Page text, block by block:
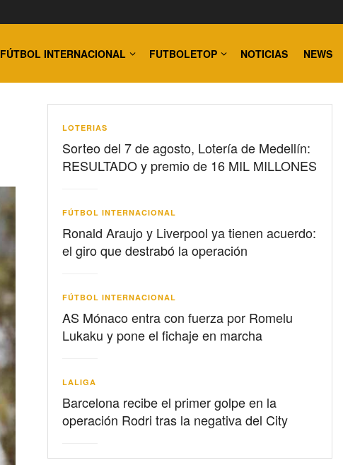
FÚTBOL INTERNACIONAL FUTBOLETOP NOTICIAS NEWS
LOTERIAS
Sorteo del 7 de agosto, Lotería de Medellín:
RESULTADO y premio de 16 MIL MILLONES
FÚTBOL INTERNACIONAL
Ronald Araujo y Liverpool ya tienen acuerdo:
el giro que destrabó la operación
FÚTBOL INTERNACIONAL
AS Mónaco entra con fuerza por Romelu
Lukaku y pone el fichaje en marcha
LALIGA
Barcelona recibe el primer golpe en la
operación Rodri tras la negativa del City